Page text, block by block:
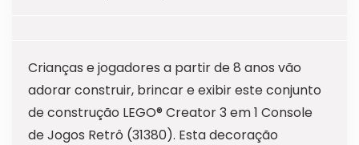
Crianças e jogadores a partir de 8 anos vão
adorar construir, brincar e exibir este conjunto
de construção LEGO® Creator 3 em 1 Console
de Jogos Retrô (31380). Esta decoração